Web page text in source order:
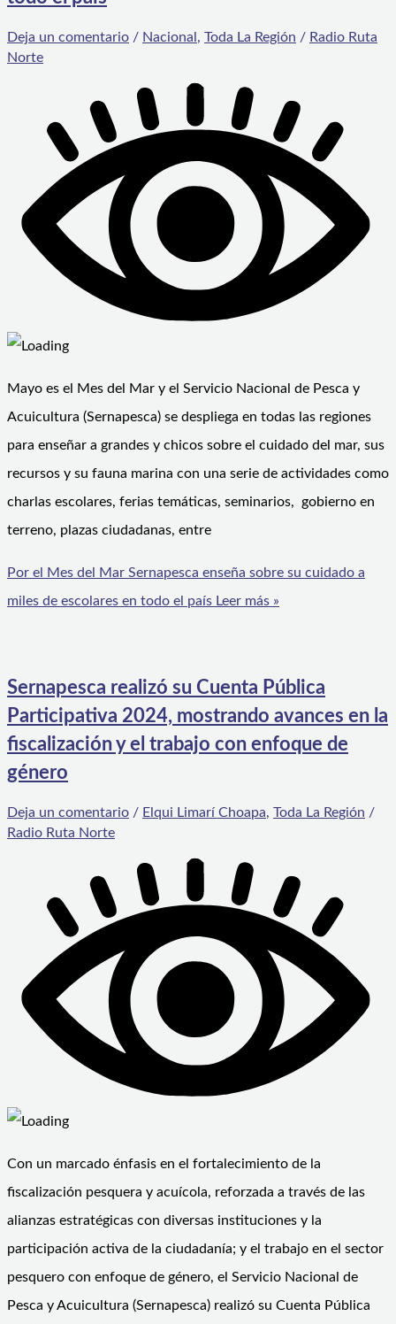
Deja un comentario / Nacional , Toda La Región / Radio Ruta
Norte
Mayo es el Mes del Mar y el Servicio Nacional de Pesca y
Acuicultura (Sernapesca) se despliega en todas las regiones
para enseñar a grandes y chicos sobre el cuidado del mar, sus
recursos y su fauna marina con una serie de actividades como
charlas escolares, ferias temáticas, seminarios, gobierno en
terreno, plazas ciudadanas, entre
Por el Mes del Mar Sernapesca enseña sobre su cuidado a
miles de escolares en todo el país Leer más »
Sernapesca realizó su Cuenta Pública
Participativa 2024, mostrando avances en la
fiscalización y el trabajo con enfoque de
género
Deja un comentario / Elqui Limarí Choapa, Toda La Región /
Radio Ruta Norte
Con un marcado énfasis en el fortalecimiento de la
fiscalización pesquera y acuícola, reforzada a través de las
alianzas estratégicas con diversas instituciones y la
participación activa de la ciudadanía; y el trabajo en el sector
pesquero con enfoque de género, el Servicio Nacional de
Pesca y Acuicultura (Sernapesca) realizó su Cuenta Pública